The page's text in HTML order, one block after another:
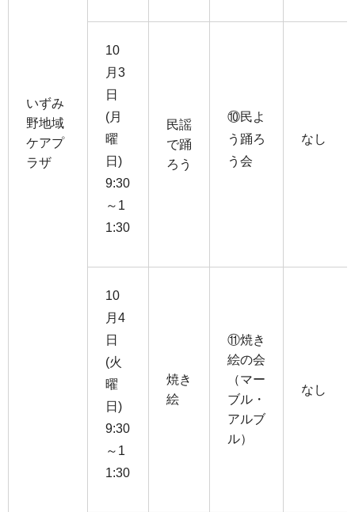
いずみ
野地域
ケアプ
ラザ
10
月3
日
(月
曜
日)
9:30
～1
1:30
民謡
で踊
ろう
⑩民よ
う踊ろ
う会
なし
10
月4
日
(火
曜
日)
9:30
～1
1:30
焼き
絵
⑪焼き
絵の会
（マー
ブル・
アルブ
ル）
なし